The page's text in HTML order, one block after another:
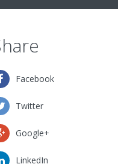
Facebook
Twitter
Google+
LinkedIn